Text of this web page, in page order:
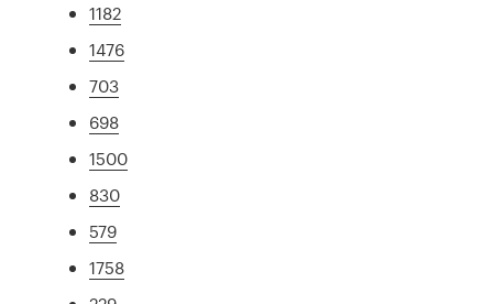
1182
1476
703
698
1500
830
579
1758